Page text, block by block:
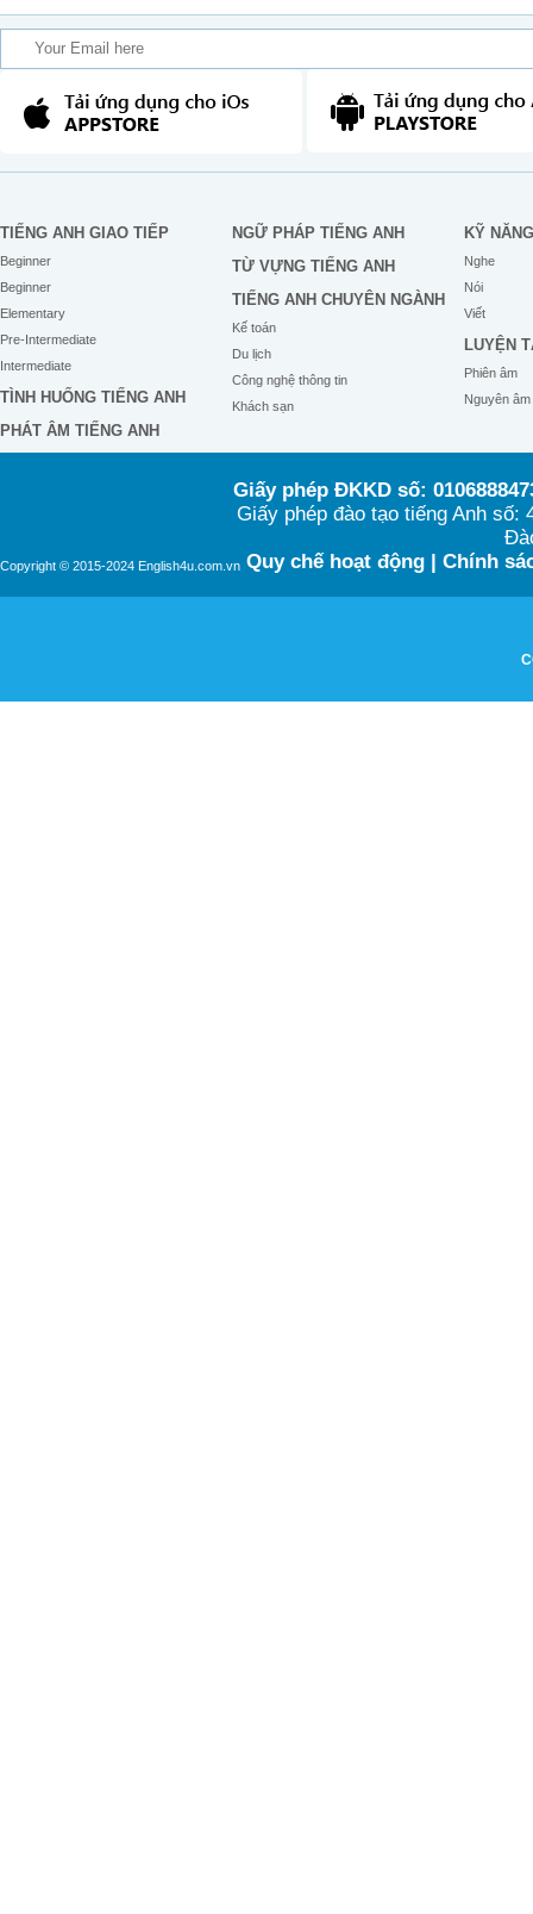
TIẾNG ANH GIAO TIẾP
Beginner
Beginner
Elementary
Pre-Intermediate
Intermediate
TÌNH HUỐNG TIẾNG ANH
PHÁT ÂM TIẾNG ANH
NGỮ PHÁP TIẾNG ANH
TỪ VỰNG TIẾNG ANH
TIẾNG ANH CHUYÊN NGÀNH
Kế toán
Du lịch
Công nghệ thông tin
Khách sạn
KỸ NĂNG
Nghe
Nói
Viết
LUYỆN
Phiên âm
Nguyên âm
Copyright © 2015-2024 English4u.com.vn
Giấy phép ĐKKD số:
Giấy phép đào tạo tiếng Anh
Quy chế hoạt động| Chính